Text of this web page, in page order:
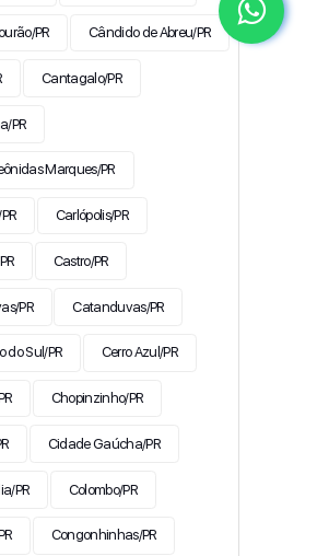
PR Cândido de Abreu/PR
Cantagalo/PR
PR
Marques/PR
Carlópolis/PR
Castro/PR
PR Catanduvas/PR
do Sul/PR Cerro Azul/PR
Chopinzinho/PR
Cidade Gaúcha/PR
PR Colombo/PR
Congonhinhas/PR